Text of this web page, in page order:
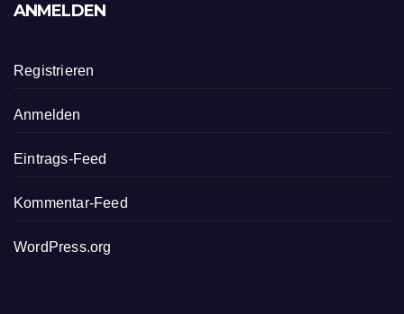
ANMELDEN
Registrieren
Anmelden
Eintrags-Feed
Kommentar-Feed
WordPress.org